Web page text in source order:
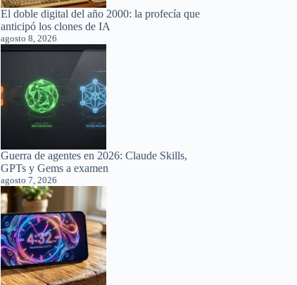
El doble digital del año 2000: la profecía que
anticipó los clones de IA
agosto 8, 2026
Guerra de agentes en 2026: Claude Skills,
GPTs y Gems a examen
agosto 7, 2026